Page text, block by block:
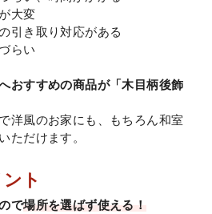
大変
引き取り対応がある
らい
おすすめの商品が「木目柄後飾
洋風のお家にも、もちろん和室
ただけます。
ト
で場所を選ばず使える！